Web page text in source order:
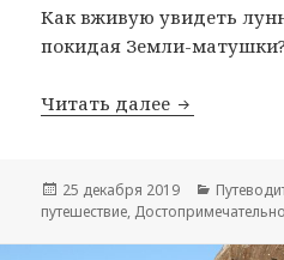
Как вживую увидеть
покидая Земли-матушки?
Читать далее Чарынский
Опубликовано
25 декабря 2019 Рубрики
путешествие,